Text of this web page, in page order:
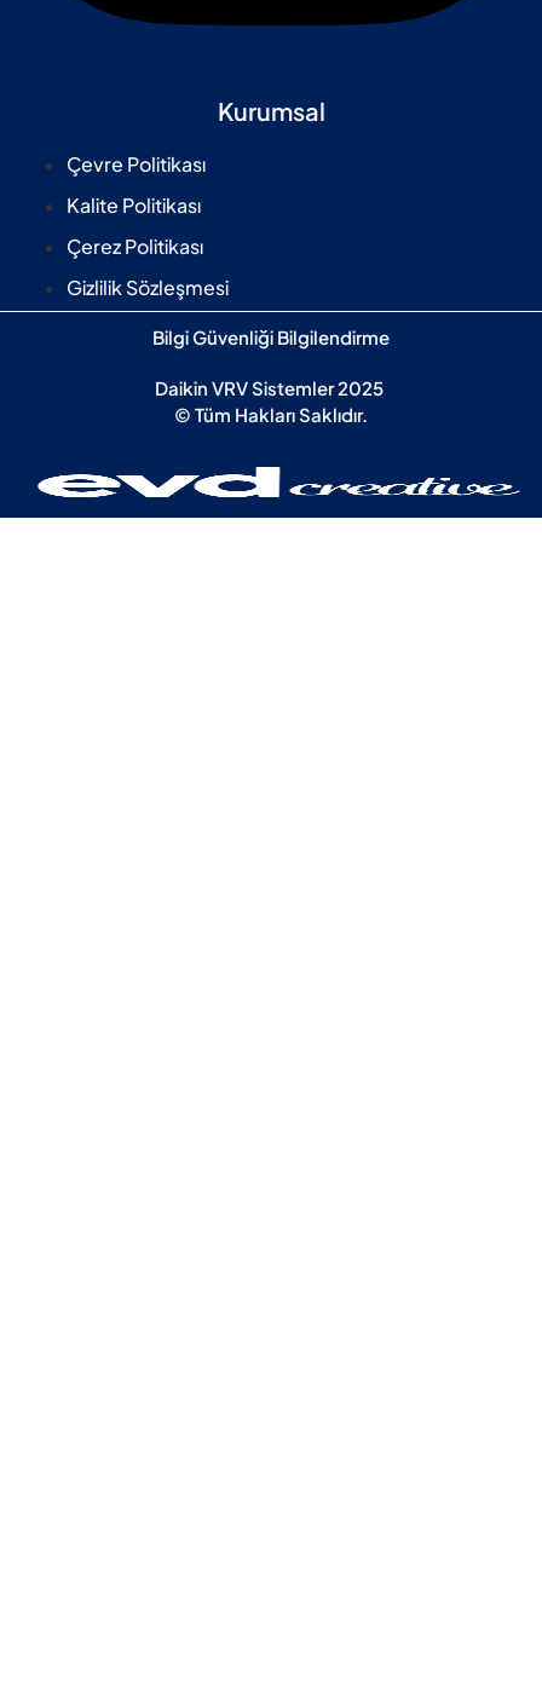
Kurumsal
Çevre Politikası
Kalite Politikası
Çerez Politikası
Gizlilik Sözleşmesi
Bilgi Güvenliği Bilgilendirme
Daikin VRV Sistemler 2025
© Tüm Hakları Saklıdır.